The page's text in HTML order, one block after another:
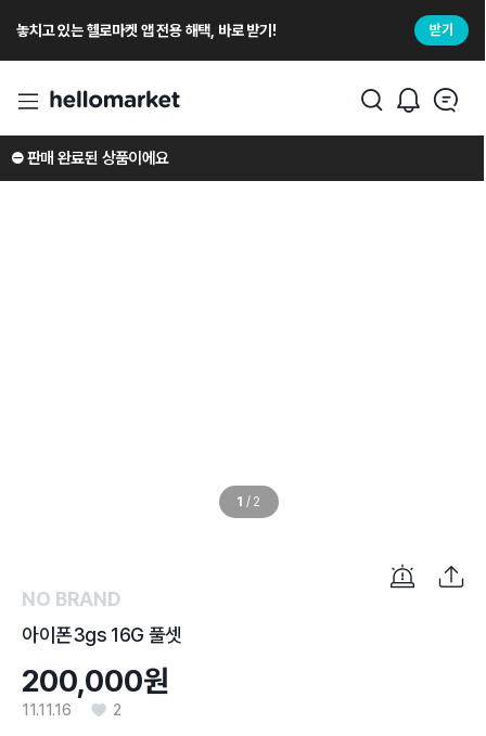
놓치고 있는 헬로마켓 앱 전용 해택, 바로 받기! 받기
1 / 2
⛔️ 판매 완료된 상품이에요
NO BRAND
아이폰3gs 16G 풀셋
200,000원
11.11.16 2